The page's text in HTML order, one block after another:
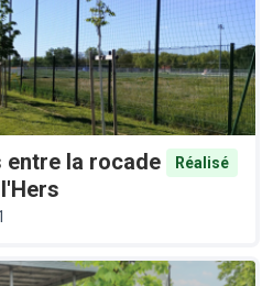
entre la rocade
Réalisé